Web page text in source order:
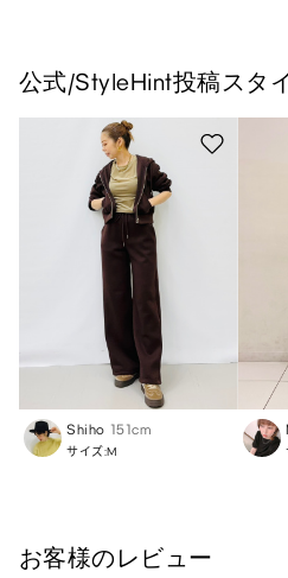
公式/StyleHint投稿スタ
Shiho 151cm
サイズ:M
お客様のレビュー